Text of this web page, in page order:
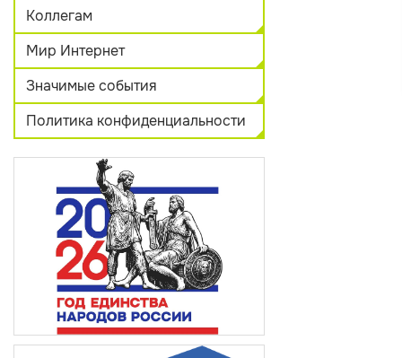
Коллегам
Мир Интернет
Значимые события
Политика конфиденциальности